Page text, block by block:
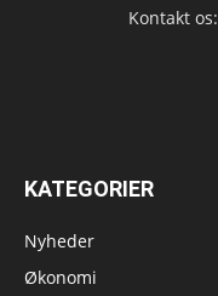
Kontakt os:
KATEGORIER
Nyheder
Økonomi